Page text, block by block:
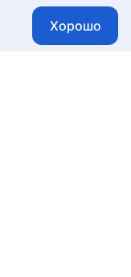
Хорошо